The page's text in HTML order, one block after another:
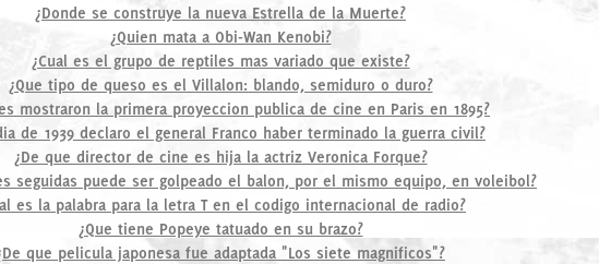
¿Donde se construye la nueva Estrella de la Muerte?
¿Quien mata a Obi-Wan Kenobi?
¿Cual es el grupo de reptiles mas variado que existe?
¿Que tipo de queso es el Villalon: blando, semiduro o duro?
mostraron la primera proyeccion publica de cine en Paris en 1895?
de 1939 declaro el general Franco haber terminado la guerra civil?
¿De que director de cine es hija la actriz Veronica Forque?
seguidas puede ser golpeado el balon, por el mismo equipo, en voleibol?
es la palabra para la letra T en el codigo internacional de radio?
¿Que tiene Popeye tatuado en su brazo?
que pelicula japonesa fue adaptada "Los siete magnificos"?